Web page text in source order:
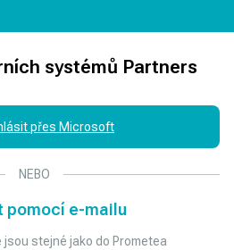
systémů Partners
přes Microsoft
NEBO
pomocí e-mailu
jsou stejné jako do Prometea